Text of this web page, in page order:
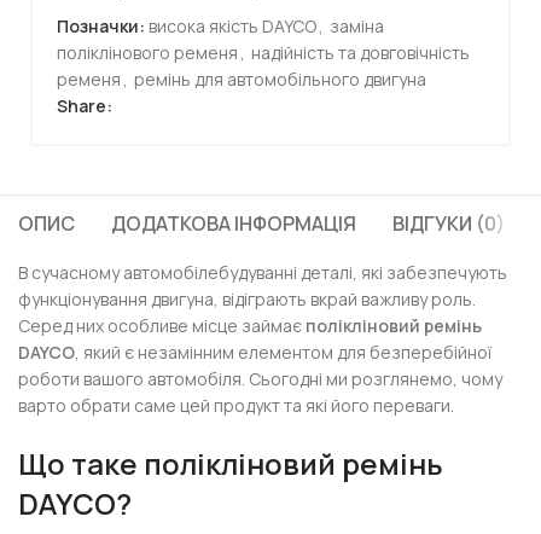
Позначки: висока якість DAYCO, заміна
поліклінового ременя , надійність та довговічність
ременя , ремінь для автомобільного двигуна
Share:
ОПИС ДОДАТКОВА ІНФОРМАЦІЯ ВІДГУКИ (0)
В сучасному автомобілебудуванні деталі, які забезпечують
функціонування двигуна, відіграють вкрай важливу роль.
Серед них особливе місце займає полікліновий ремінь
DAYCO, який є незамінним елементом для безперебійної
роботи вашого автомобіля. Сьогодні ми розглянемо, чому
варто обрати саме цей продукт та які його переваги.
Що таке полікліновий ремінь
DAYCO?